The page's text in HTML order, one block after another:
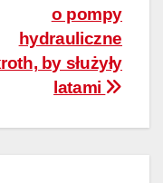
o pompy
hydrauliczne
by służyły
latami